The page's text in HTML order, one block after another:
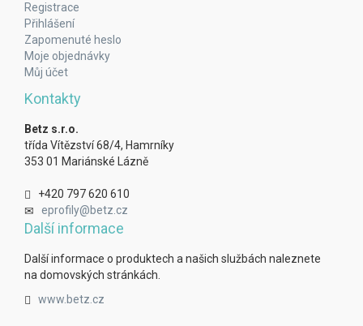
Registrace
Přihlášení
Zapomenuté heslo
Moje objednávky
Můj účet
Kontakty
Betz s.r.o.
třída Vítězství 68/4, Hamrníky
353 01 Mariánské Lázně
+420 797 620 610
eprofily@betz.cz
Další informace
Další informace o produktech a našich službách naleznete
na domovských stránkách.
www.betz.cz